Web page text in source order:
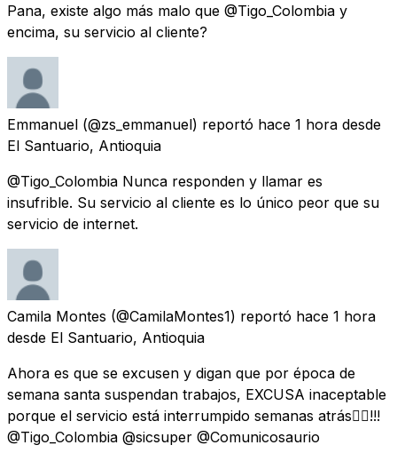
Pana, existe algo más malo que @Tigo_Colombia y
encima, su servicio al cliente?
Emmanuel (@zs_emmanuel) reportó hace 1 hora desde
El Santuario, Antioquia
@Tigo_Colombia Nunca responden y llamar es
insufrible. Su servicio al cliente es lo único peor que su
servicio de internet.
Camila Montes (@CamilaMontes1) reportó hace 1 hora
desde El Santuario, Antioquia
Ahora es que se excusen y digan que por época de
semana santa suspendan trabajos, EXCUSA inaceptable
porque el servicio está interrumpido semanas atrás👆🏼!!!
@Tigo_Colombia @sicsuper @Comunicosaurio